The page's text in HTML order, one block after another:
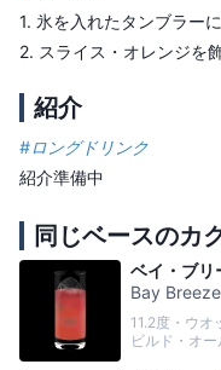
1. 氷を入れたタンブラー
2. スライス・オレンジを飾
紹介
#ロングドリンク
紹介準備中
同じベースのカ
ベイ・ブリ
Bay Breeze
11.2度・ウオ
ビルド・オー